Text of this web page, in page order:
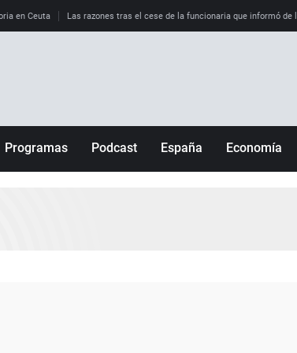
en Ceuta Las razones tras el cese de la funcionaria que informó de
Programas Podcast España Economía